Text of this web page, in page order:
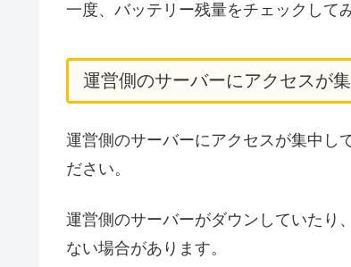
一度、バッテリー残量をチェックして
運営側のサーバーにアクセスが
運営側のサーバーにアクセスが集中し
ださい。
運営側のサーバーがダウンしていたり
ない場合があります。